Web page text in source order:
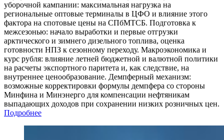
уборочной кампании: максимальная нагрузка на
региональные оптовые терминалы в ЦФО и влияние этого
фактора на спотовые цены на СПбМТСБ. Подготовка к
межсезонью: начало выработки и первые отгрузки
арктического и зимнего дизельного топлива, оценка
готовности НПЗ к сезонному переходу. Макроэкономика и
курс рубля: влияние летней бюджетной и валютной политики
на расчеты экспортного паритета и, как следствие, на
внутреннее ценообразование. Демпферный механизм:
возможные корректировки формулы демпфера со стороны
Минфина и Минэнерго для компенсации нефтяникам
выпадающих доходов при сохранении низких розничных цен.
Подробнее